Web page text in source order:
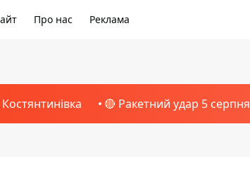
Про нас Реклама
🔴 Ракетний удар 5 серпня